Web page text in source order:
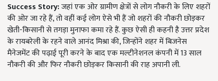
Success Story:जहां एक ओर ग्रामीण क्षेत्रों से लोग नौकरी के लिए शहरों
की ओर जा रहे हैं, तो वहीं कई लोग ऐसे भी हैं जो शहरों की नौकरी छोड़कर
खेती-किसानी से तगड़ा मुनाफा कमा रहे हैं. कुछ ऐसी ही कहनी है उत्तर प्रदेश
के रायबरेली के रहने वाले आनंद मिश्रा की, जिन्होंने शहर में बिजनेस
मैनेजमेंट की पढ़ाई पूरी करने के बाद एक मल्टीनेशनल कंपनी में 13 साल
नौकरी की और फिर नौकरी छोड़कर किसानी की राह अपानी ली.